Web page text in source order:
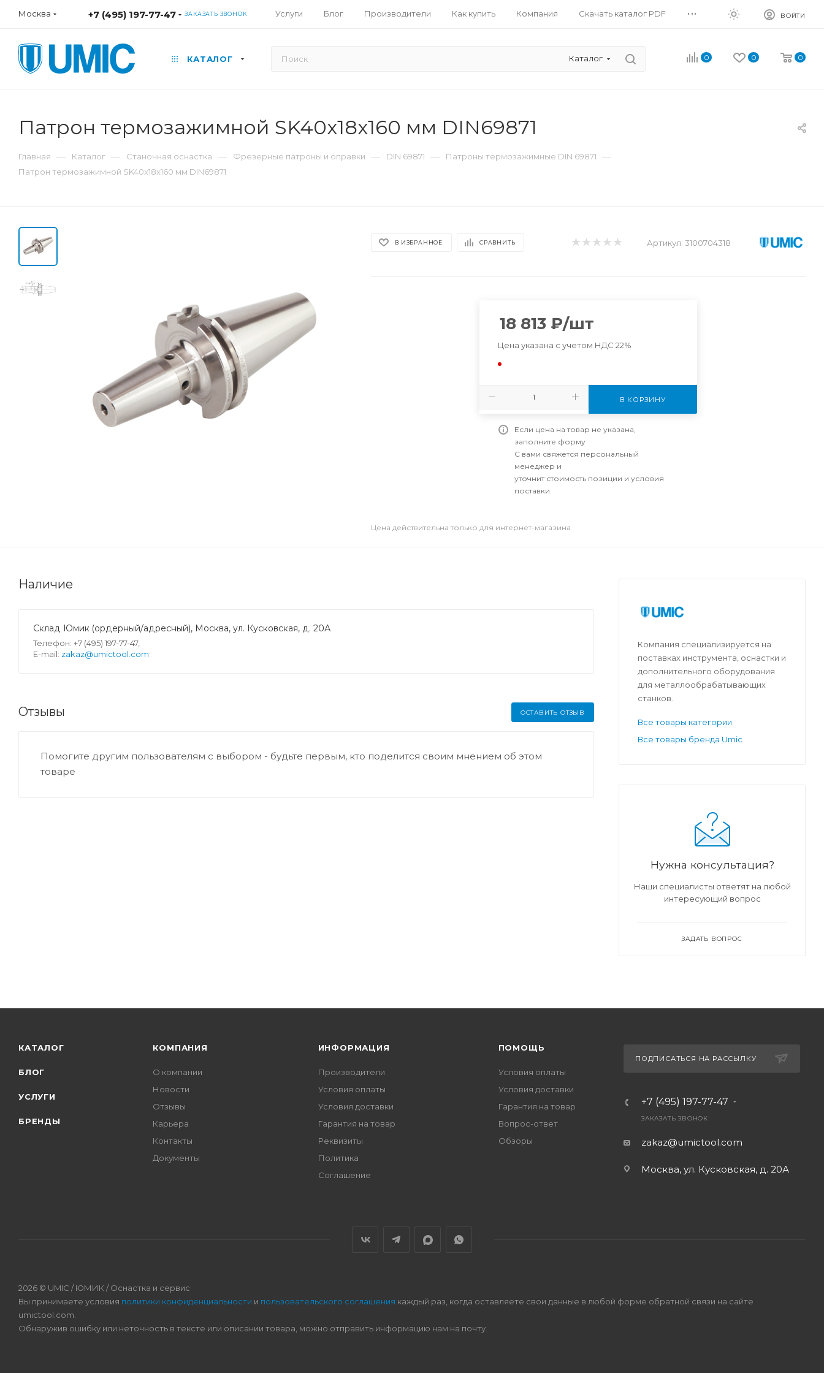
Москва +7 (495) 197-77-47 ЗАКАЗАТЬ ЗВОНОК Услуги Блог Производители Как купить Компания Скачать каталог PDF ... ВОЙТИ
КАТАЛОГ Каталог 0 0 0
Патрон термозажимной SK40x18x160 мм DIN69871
Главная — Каталог — Станочная оснастка — Фрезерные патроны и оправки — DIN 69871 — Патроны термозажимные DIN 69871 —
Патрон термозажимной SK40x18x160 мм DIN69871
В ИЗБРАННОЕ СРАВНИТЬ Артикул: 3100704318
18 813 ₽/шт
Цена указана с учетом НДС 22%
В КОРЗИНУ
Если цена на товар не указана,
заполните форму
С вами свяжется персональный
менеджер и
уточнит стоимость позиции и условия
поставки.
Цена действительна только для интернет-магазина
Наличие
Склад Юмик (ордерный/адресный), Москва, ул. Кусковская, д. 20А
Телефон: +7 (495) 197-77-47,
E-mail: zakaz@umictool.com
Отзывы ОСТАВИТЬ ОТЗЫВ
Помогите другим пользователям с выбором - будьте первым, кто поделится своим мнением об этом
товаре
Компания специализируется на
поставках инструмента, оснастки и
дополнительного оборудования
для металлообрабатывающих
станков.
Все товары категории
Все товары бренда Umic
Нужна консультация?
Наши специалисты ответят на любой
интересующий вопрос
ЗАДАТЬ ВОПРОС
КАТАЛОГ
БЛОГ
УСЛУГИ
БРЕНДЫ
КОМПАНИЯ
О компании
Новости
Отзывы
Карьера
Контакты
Документы
ИНФОРМАЦИЯ
Производители
Условия оплаты
Условия доставки
Гарантия на товар
Реквизиты
Политика
Соглашение
ПОМОЩЬ
Условия оплаты
Условия доставки
Гарантия на товар
Вопрос-ответ
Обзоры
ПОДПИСАТЬСЯ НА РАССЫЛКУ
+7 (495) 197-77-47
ЗАКАЗАТЬ ЗВОНОК
zakaz@umictool.com
Москва, ул. Кусковская, д. 20А
2026 © UMIC / ЮМИК / Оснастка и сервис
Вы принимаете условия политики конфиденциальности и пользовательского соглашения каждый раз, когда оставляете свои данные в любой форме обратной связи на сайте
umictool.com.
Обнаружив ошибку или неточность в тексте или описании товара, можно отправить информацию нам на почту.